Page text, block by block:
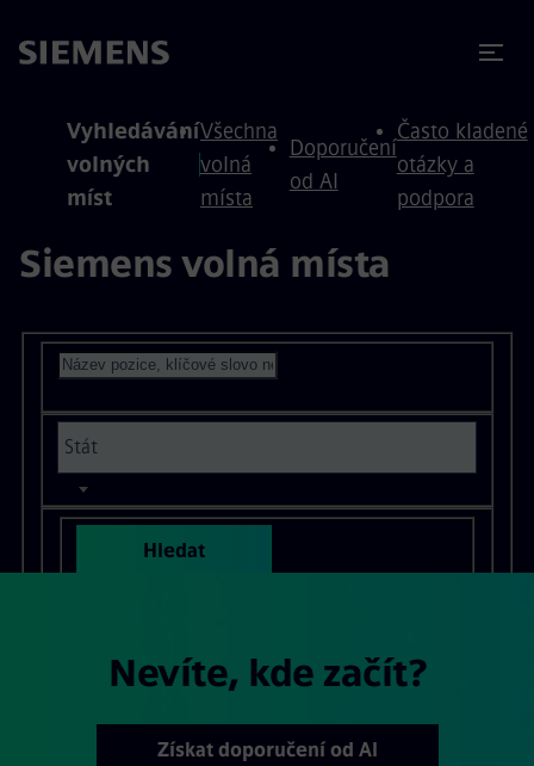
Vyhledávání
volných
míst
Všechna
volná
místa
Doporučení
od AI
Často kladené
otázky a
podpora
Siemens volná místa
Vyhledat volná místa
Hledat
Nevíte, kde začít?
Získat doporučení od AI